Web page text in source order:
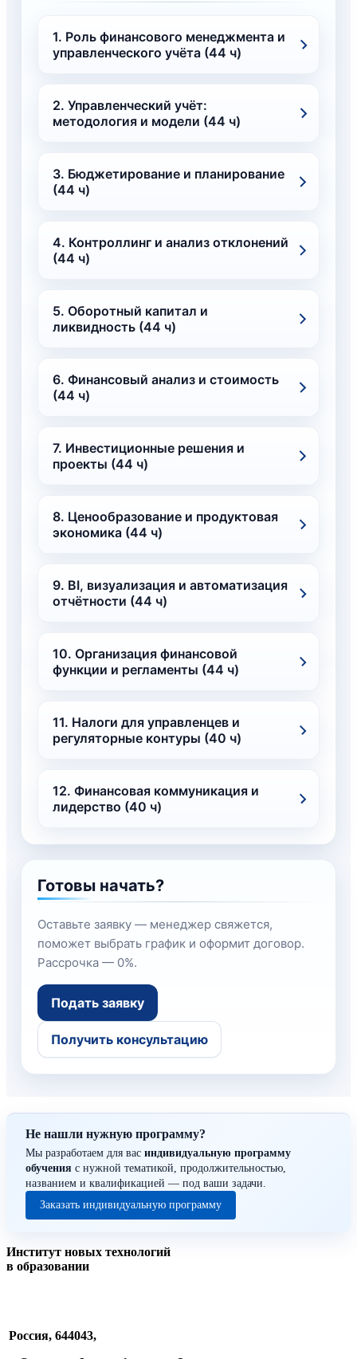
1. Роль финансового менеджмента и
управленческого учёта (44 ч)
2. Управленческий учёт:
методология и модели (44 ч)
3. Бюджетирование и планирование
(44 ч)
4. Контроллинг и анализ отклонений
(44 ч)
5. Оборотный капитал и
ликвидность (44 ч)
6. Финансовый анализ и стоимость
(44 ч)
7. Инвестиционные решения и
проекты (44 ч)
8. Ценообразование и продуктовая
экономика (44 ч)
9. BI, визуализация и автоматизация
отчётности (44 ч)
10. Организация финансовой
функции и регламенты (44 ч)
11. Налоги для управленцев и
регуляторные контуры (40 ч)
12. Финансовая коммуникация и
лидерство (40 ч)
Готовы начать?
Оставьте заявку — менеджер свяжется,
поможет выбрать график и оформит договор.
Рассрочка — 0%.
Подать заявку
Получить консультацию
Не нашли нужную программу?
Мы разработаем для вас индивидуальную программу
обучения с нужной тематикой, продолжительностью,
названием и квалификацией — под ваши задачи.
Заказать индивидуальную программу
Институт новых технологий
в образовании
Россия, 644043,